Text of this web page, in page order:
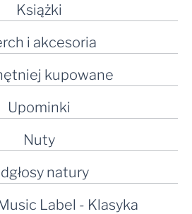
Książki
i akcesoria
kupowane
Upominki
Nuty
natury
Label - Klasyka